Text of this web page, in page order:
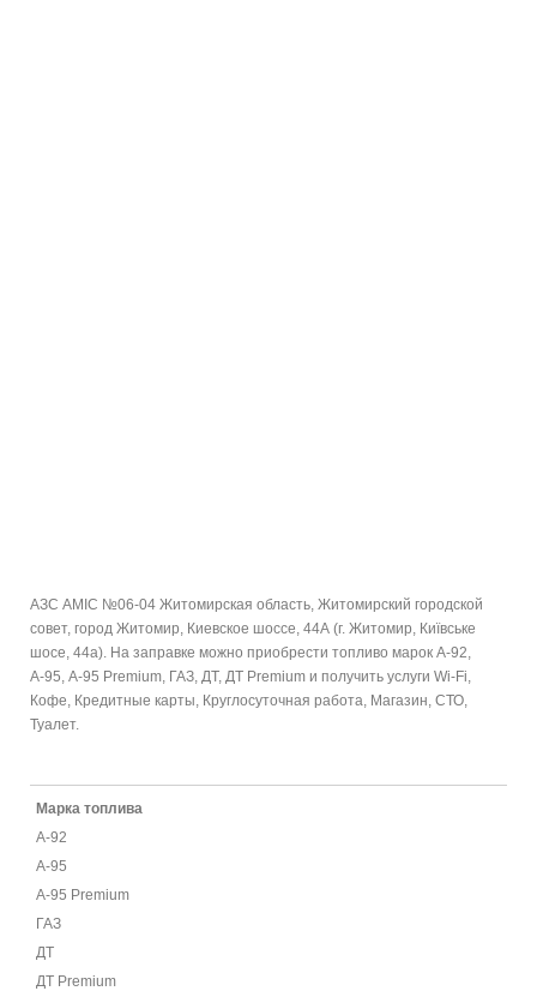
АЗС AMIC №06-04 Житомирская область, Житомирский городской
совет, город Житомир, Киевское шоссе, 44А (г. Житомир, Київське
шосе, 44а). На заправке можно приобрести топливо марок А-92,
А-95, А-95 Premium, ГАЗ, ДТ, ДТ Premium и получить услуги Wi-Fi,
Кофе, Кредитные карты, Круглосуточная работа, Магазин, СТО,
Туалет.
Марка топлива
А-92
А-95
А-95 Premium
ГАЗ
ДТ
ДТ Premium